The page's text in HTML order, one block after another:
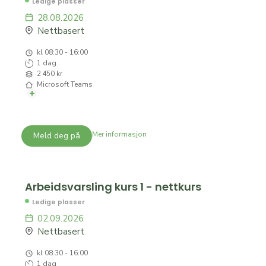
Se kursdetaljer
28.08.2026
Nettbasert
kl 08:30 - 16:00
1 dag
2 450 kr
Microsoft Teams
+
utføre arbeid på og ved veg. Kurset gir stedlig
ansvarsrett. Alle som skal utføre arbeid på eller ved
Kurset varer fra 28.08.2026 til 28.08.2026
Se kursdetaljer
Meld deg på Mer informasjon
Arbeidsvarsling kurs 1 - nettkurs
Ledige plasser
02.09.2026
Nettbasert
kl 08:30 - 16:00
1 dag